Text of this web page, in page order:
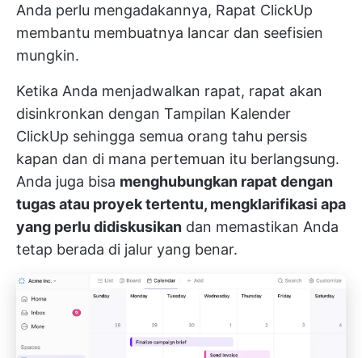
Anda perlu mengadakannya, Rapat ClickUp
membantu membuatnya lancar dan seefisien
mungkin.
Ketika Anda menjadwalkan rapat, rapat akan
disinkronkan dengan Tampilan Kalender
ClickUp sehingga semua orang tahu persis
kapan dan di mana pertemuan itu berlangsung.
Anda juga bisa menghubungkan rapat dengan
tugas atau proyek tertentu, mengklarifikasi apa
yang perlu didiskusikan dan memastikan Anda
tetap berada di jalur yang benar.